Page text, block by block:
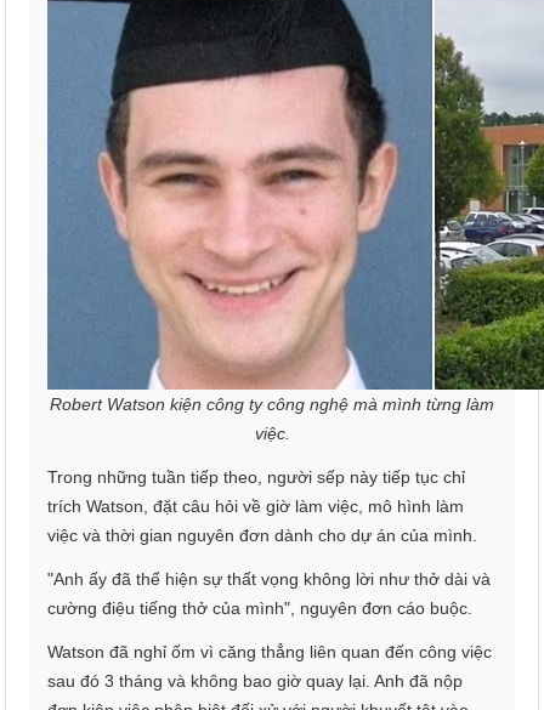
Robert Watson kiện công ty công nghệ mà mình từng làm
việc.
Trong những tuần tiếp theo, người sếp này tiếp tục chỉ
trích Watson, đặt câu hỏi về giờ làm việc, mô hình làm
việc và thời gian nguyên đơn dành cho dự án của mình.
"Anh ấy đã thể hiện sự thất vọng không lời như thở dài và
cường điệu tiếng thở của mình", nguyên đơn cáo buộc.
Watson đã nghỉ ốm vì căng thẳng liên quan đến công việc
sau đó 3 tháng và không bao giờ quay lại. Anh đã nộp